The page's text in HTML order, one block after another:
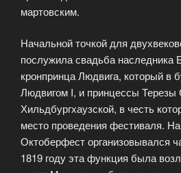
мартовским.
Начальной точкой для
послужила свадьба наследника
кронпринца Людвига, который в
Людвигом I, и принцессы Терезы
Хильдбургхаузской, в честь
место проведения фестиваля.
Октоберфест организовывался
1819 году эта функция была